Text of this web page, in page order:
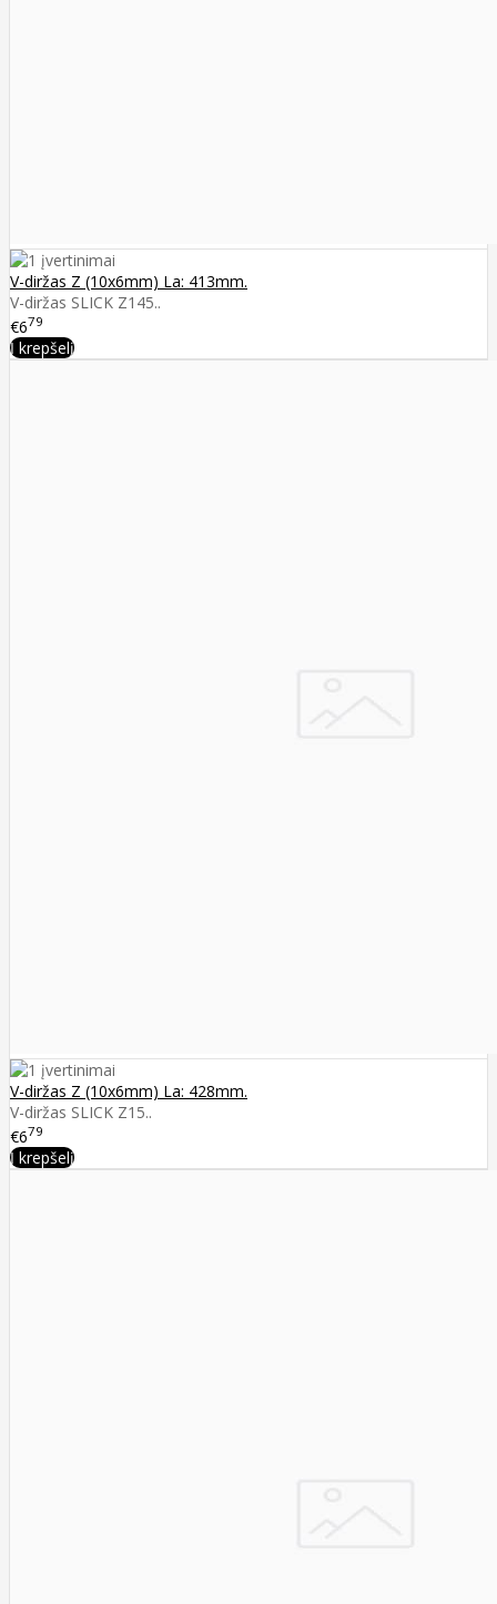
V-diržas Z (10x6mm) La: 413mm.
V-diržas SLICK Z145..
€679
Į krepšelį
V-diržas Z (10x6mm) La: 428mm.
V-diržas SLICK Z15..
€679
Į krepšelį